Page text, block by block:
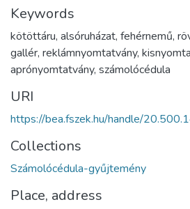
Keywords
kötöttáru, alsóruházat, fehérnemű,
gallér, reklámnyomtatvány,
aprónyomtatvány, számolócédula
URI
https://bea.fszek.hu/handle/
Collections
Számolócédula-gyűjtemény
Place, address